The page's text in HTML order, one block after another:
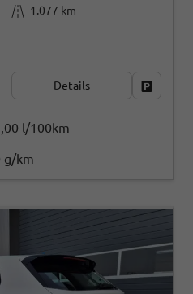
1.077 km
Details
l/100km
g/km